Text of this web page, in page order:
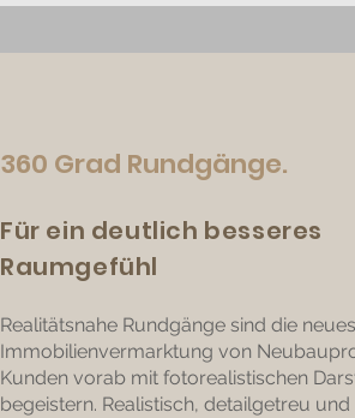
360 Grad Rundgänge.
Für ein deutlich besseres
Raumgefühl
Realitätsnahe Rundgänge sind die
Immobilienvermarktung von
Kunden vorab mit fotorealistischen
begeistern. Realistisch, detailgetreu